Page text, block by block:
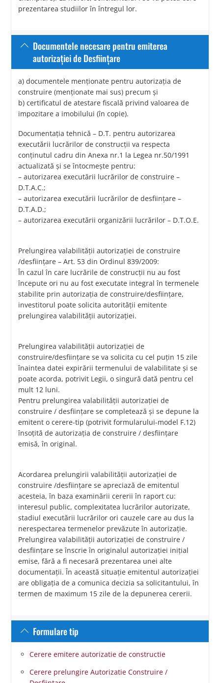
prezentarea studiilor în întregul lor.
Documentele necesare pentru emiterea
autorizaţiei de Desfiinţare
a) documentele menţionate pentru autorizaţia de
construire (menționate mai sus) precum şi
b) certificatul de atestare fiscală privind valoarea de
impozitare a imobilului (în copie).
Documentaţia tehnică – D.T. pentru autorizarea
executării lucrărilor de construcţii va respecta
conţinutul cadru din Anexa nr.1 la Legea nr.50/1991
actualizată şi se întocmeşte pentru:
– autorizarea executării lucrărilor de construire –
D.T.A.C.;
– autorizarea executării lucrărilor de desfiinţare –
D.T.A.D.;
– autorizarea executării organizării lucrărilor – D.T.O.E.
Prelungirea valabilităţii autorizaţiei de construire
/desfiinţare – Art. 53 din Ordinul 839/2009:
În cazul în care lucrările de construcţii nu au fost
începute ori nu au fost executate integral în termenele
stabilite prin autorizaţia de construire/desfiinţare,
investitorul poate solicita autorităţii emitente
prelungirea valabilităţii autorizaţiei.
Prelungirea valabilităţii autorizaţiei de
construire/desfiinţare se va solicita cu cel puţin 15 zile
înaintea datei expirării termenului de valabilitate şi se
poate acorda, potrivit Legii, o singură dată pentru cel
mult 12 luni.
Pentru prelungirea valabilităţii autorizaţiei de
construire / desfiinţare se completează şi se depune la
emitent o cerere-tip (potrivit formularului-model F.12)
însoţită de autorizaţia de construire / desfiinţare
emisă, în original.
Acordarea prelungirii valabilităţii autorizaţiei de
construire /desfiinţare se apreciază de emitentul
acesteia, în baza examinării cererii în raport cu:
interesul public, complexitatea lucrărilor autorizate,
stadiul executării lucrărilor ori cauzele care au dus la
nerespectarea termenelor prevăzute în autorizaţie.
Prelungirea valabilităţii autorizaţiei de construire /
desfiinţare se înscrie în originalul autorizaţiei iniţial
emise, fără a fi necesară prezentarea unei alte
documentaţii. În această situaţie emitentul autorizaţiei
are obligaţia de a comunica decizia sa solicitantului, în
termen de maximum 15 zile de la depunerea cererii.
Formulare tip
Cerere emitere autorizatie de constructie
Cerere prelungire Autorizatie Construire /